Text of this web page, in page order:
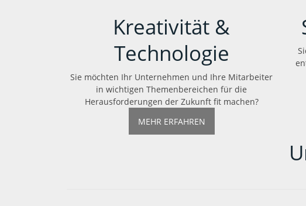
Kreativität &
Technologie
Sie möchten Ihr Unternehmen und Ihre Mitarbeiter
in wichtigen Themenbereichen für die
Herausforderungen der Zukunft fit machen?
MEHR ERFAHREN